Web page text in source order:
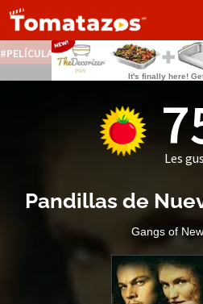
PELÍCULAS STREAMING GRATIS
Les
Pandillas de
Gangs of